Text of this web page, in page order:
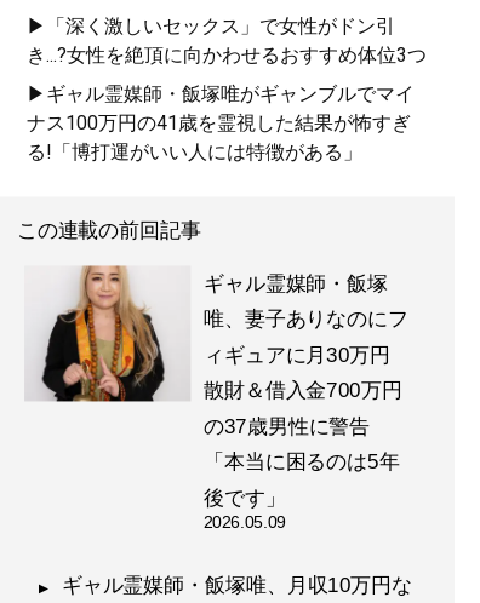
▶「深く激しいセックス」で女性がドン引
き...?女性を絶頂に向かわせるおすすめ体位3つ
▶ギャル霊媒師・飯塚唯がギャンブルでマイ
ナス100万円の41歳を霊視した結果が怖すぎ
る!「博打運がいい人には特徴がある」
この連載の前回記事
ギャル霊媒師・飯塚
唯、妻子ありなのにフ
ィギュアに月30万円
散財＆借入金700万円
の37歳男性に警告
「本当に困るのは5年
後です」
2026.05.09
ギャル霊媒師・飯塚唯、月収10万円な